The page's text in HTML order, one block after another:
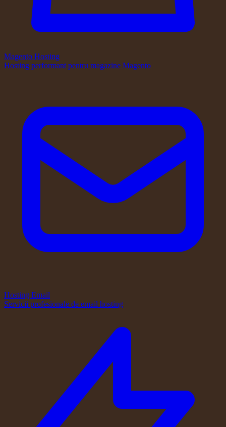
Magento Hosting
Hosting performant pentru magazine Magento
Hosting Email
Servicii profesionale de email hosting